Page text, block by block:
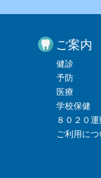
ご案内
健診
予防
医療
学校保健
８０２０運
ご利用に